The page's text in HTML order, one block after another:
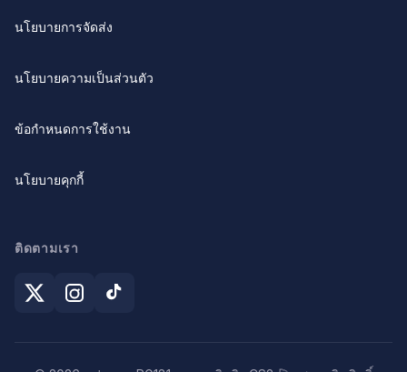
นโยบายการจัดส่ง
นโยบายความเป็นส่วนตัว
ข้อกำหนดการใช้งาน
นโยบายคุกกี้
ติดตามเรา